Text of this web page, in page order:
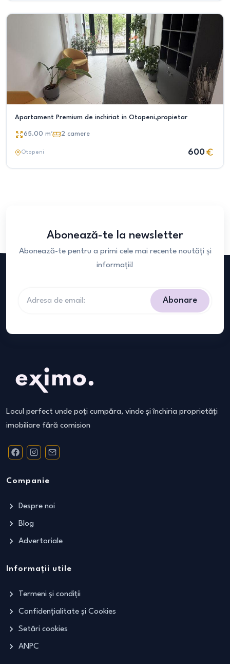
Apartament Premium de inchiriat in Otopeni,propietar
65.00 m² 2 camere
Otopeni 600
Abonează-te la newsletter
Abonează-te pentru a primi cele mai recente noutăți și
informații!
Abonare
Locul perfect unde poți cumpăra, vinde și închiria proprietăți
imobiliare fără comision
Companie
Despre noi
Blog
Advertoriale
Informații utile
Termeni și condiții
Confidențialitate și Cookies
Setări cookies
ANPC